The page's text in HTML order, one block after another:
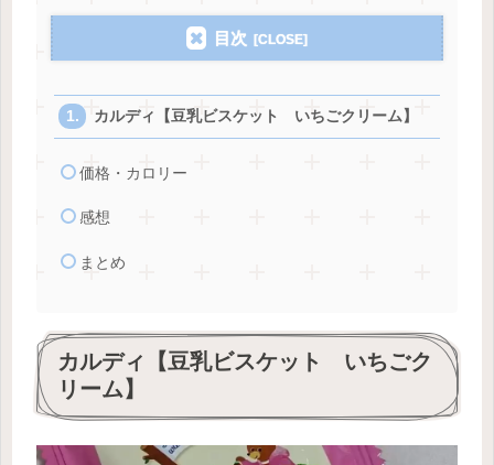
目次
カルディ【豆乳ビスケット いちごクリーム】
価格・カロリー
感想
まとめ
カルディ【豆乳ビスケット いちごク
リーム】